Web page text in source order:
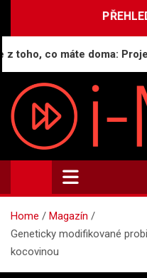
co máte doma: Projekt
i-MAG.CZ
Informační magazín | Public
Home
Magazín
Geneticky modifikované
kocovinou